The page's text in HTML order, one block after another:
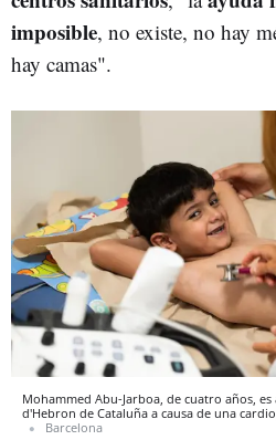
imposible, no existe, no hay
hay camas".
Mohammed Abu-Jarboa, de cuatro años,
d'Hebron de Cataluña a causa de una
Barcelona